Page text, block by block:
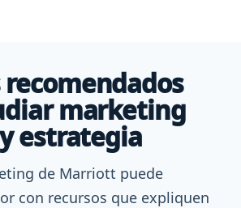
recomendados
marketing
estrategia
de Marriott puede
con recursos que expliquen